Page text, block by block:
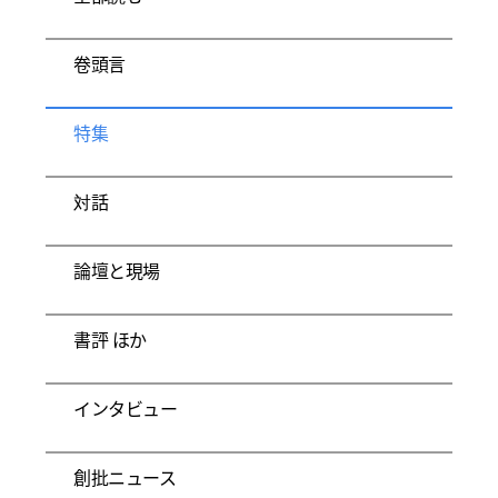
卷頭言
特集
対話
論壇と現場
書評 ほか
インタビュー
創批ニュース